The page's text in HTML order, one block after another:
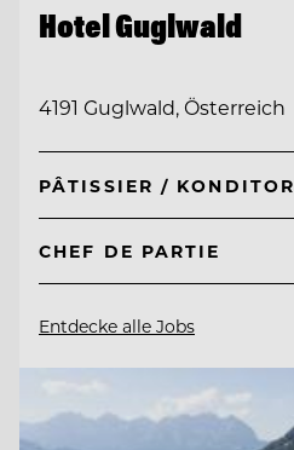
Hotel Guglwald
4191 Guglwald, Österreich
PÂTISSIER / KONDITOR
CHEF DE PARTIE
Entdecke alle Jobs